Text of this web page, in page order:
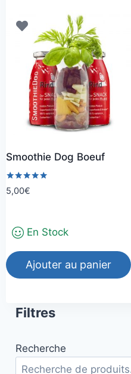
plusieurs
variations.
options
peuvent
sur
la
page
produit
Smoothie Dog Boeuf
Note
5.00
5,00€
En Stock
Ajouter au panier
Filtres
Recherche